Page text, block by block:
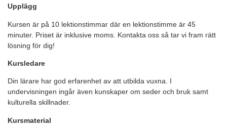
Upplägg
Kursen är på 10 lektionstimmar där en lektionstimme är 45
minuter. Priset är inklusive moms. Kontakta oss så tar vi fram rätt
lösning för dig!
Kursledare
Din lärare har god erfarenhet av att utbilda vuxna. I
undervisningen ingår även kunskaper om seder och bruk samt
kulturella skillnader.
Kursmaterial